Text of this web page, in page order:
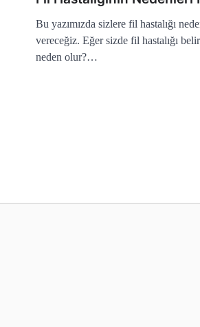
Bu yazımızda sizlere fil hastalığı
vereceğiz. Eğer sizde fil hastalığı
neden olur?…